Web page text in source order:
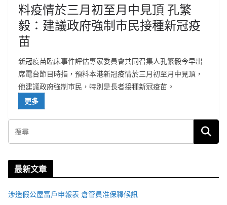
料疫情於三月初至月中見頂 孔繁
毅：建議政府強制市民接種新冠疫
苗
新冠疫苗臨床事件評估專家委員會共同召集人孔繁毅今早出
席電台節目時指，預料本港新冠疫情於三月初至月中見頂，
他建議政府強制市民，特別是長者接種新冠疫苗。
更多
最新文章
涉造假公屋富戶申報表 倉管員准保釋候訊